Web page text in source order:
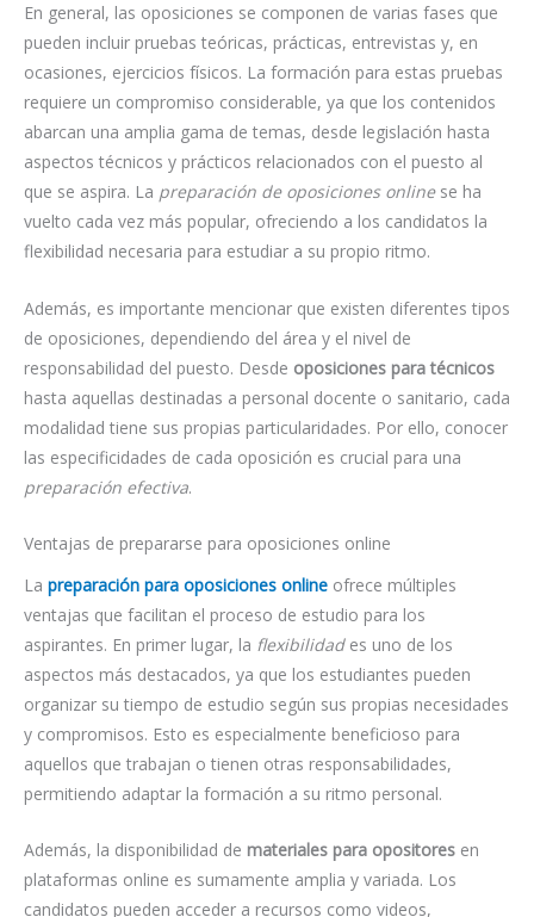
En general, las oposiciones se componen de varias fases que
pueden incluir pruebas teóricas, prácticas, entrevistas y, en
ocasiones, ejercicios físicos. La formación para estas pruebas
requiere un compromiso considerable, ya que los contenidos
abarcan una amplia gama de temas, desde legislación hasta
aspectos técnicos y prácticos relacionados con el puesto al
que se aspira. La preparación de oposiciones onlinese ha
vuelto cada vez más popular, ofreciendo a los candidatos la
flexibilidad necesaria para estudiar a su propio ritmo.
Además, es importante mencionar que existen diferentes tipos
de oposiciones, dependiendo del área y el nivel de
responsabilidad del puesto. Desde oposiciones para técnicos
hasta aquellas destinadas a personal docente o sanitario, cada
modalidad tiene sus propias particularidades. Por ello, conocer
las especificidades de cada oposición es crucial para una
preparación efectiva.
Ventajas de prepararse para oposiciones online
La preparación para oposiciones online ofrece múltiples
ventajas que facilitan el proceso de estudio para los
aspirantes. En primer lugar, la flexibilidades uno de los
aspectos más destacados, ya que los estudiantes pueden
organizar su tiempo de estudio según sus propias necesidades
y compromisos. Esto es especialmente beneficioso para
aquellos que trabajan o tienen otras responsabilidades,
permitiendo adaptar la formación a su ritmo personal.
Además, la disponibilidad de materiales para opositores en
plataformas online es sumamente amplia y variada. Los
candidatos pueden acceder a recursos como videos,